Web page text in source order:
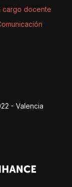
cargo docente
- Valencia